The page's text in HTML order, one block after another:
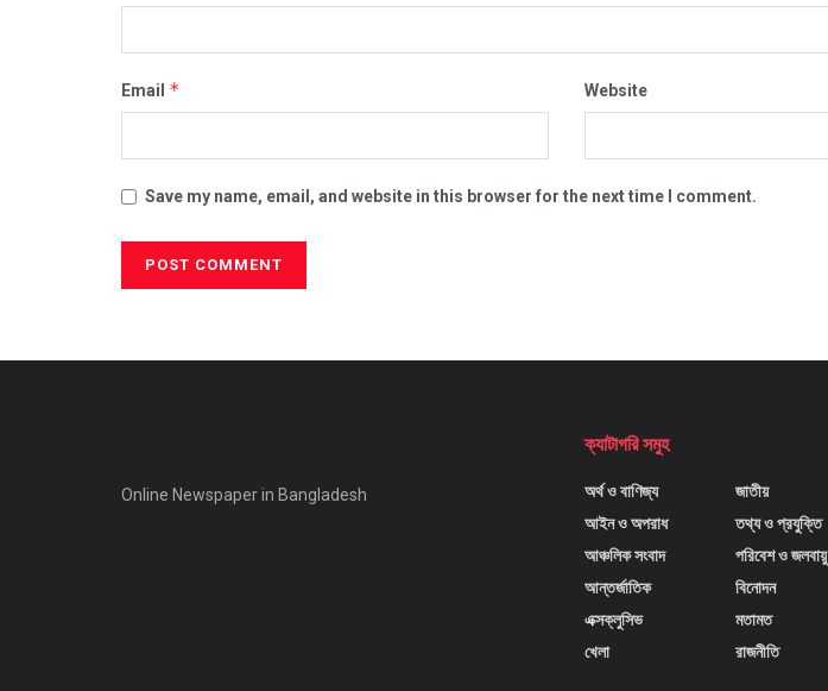
Email * Website
Save my name, email, and website in this browser for the next time I comment.
Online Newspaper in Bangladesh
ক্যাটাগরি সমুহ
অর্থ ও বাণিজ্য
আইন ও অপরাধ
আঞ্চলিক সংবাদ
আন্তর্জাতিক
এক্সক্লুসিভ
খেলা
জাতীয়
তথ্য ও প্রযুক্তি
পরিবেশ ও জলবায়ু
বিনোদন
মতামত
রাজনীতি